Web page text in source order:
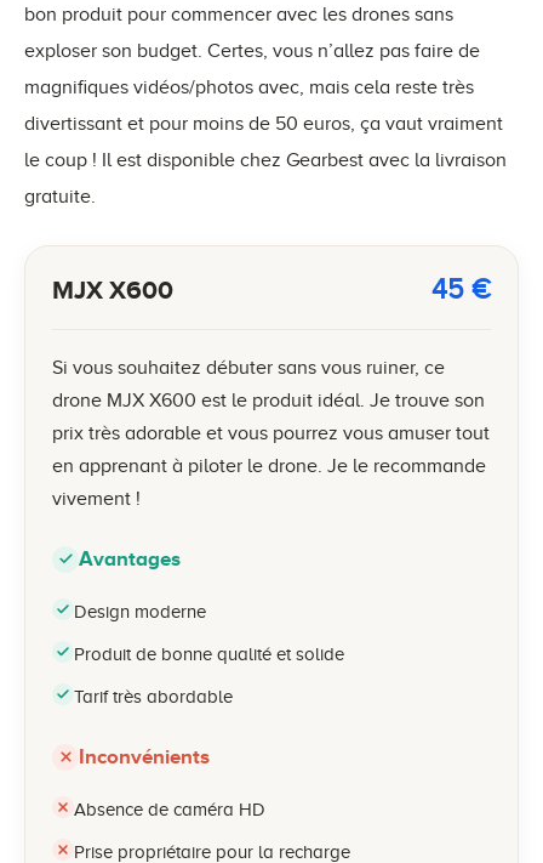
bon produit pour commencer avec les drones sans
exploser son budget. Certes, vous n’allez pas faire de
magnifiques vidéos/photos avec, mais cela reste très
divertissant et pour moins de 50 euros, ça vaut vraiment
le coup ! Il est disponible chez Gearbest avec la livraison
gratuite.
MJX X600 45 €
Si vous souhaitez débuter sans vous ruiner, ce
drone MJX X600 est le produit idéal. Je trouve son
prix très adorable et vous pourrez vous amuser tout
en apprenant à piloter le drone. Je le recommande
vivement !
Avantages
Design moderne
Produit de bonne qualité et solide
Tarif très abordable
Inconvénients
Absence de caméra HD
Prise propriétaire pour la recharge